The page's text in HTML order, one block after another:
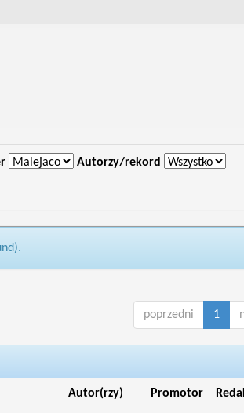
Autorzy/rekord
poprzedni 1
Autor(rzy) Promotor